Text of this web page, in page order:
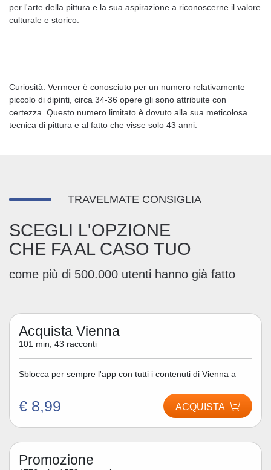
per l'arte della pittura e la sua aspirazione a riconoscerne il valore
culturale e storico.
Curiosità: Vermeer è conosciuto per un numero relativamente
piccolo di dipinti, circa 34-36 opere gli sono attribuite con
certezza. Questo numero limitato è dovuto alla sua meticolosa
tecnica di pittura e al fatto che visse solo 43 anni.
TRAVELMATE CONSIGLIA
SCEGLI L'OPZIONE
CHE FA AL CASO TUO
come più di 500.000 utenti hanno già fatto
Acquista Vienna
101 min, 43 racconti
Sblocca per sempre l'app con tutti i contenuti di Vienna a
€ 8,99 ACQUISTA
Promozione